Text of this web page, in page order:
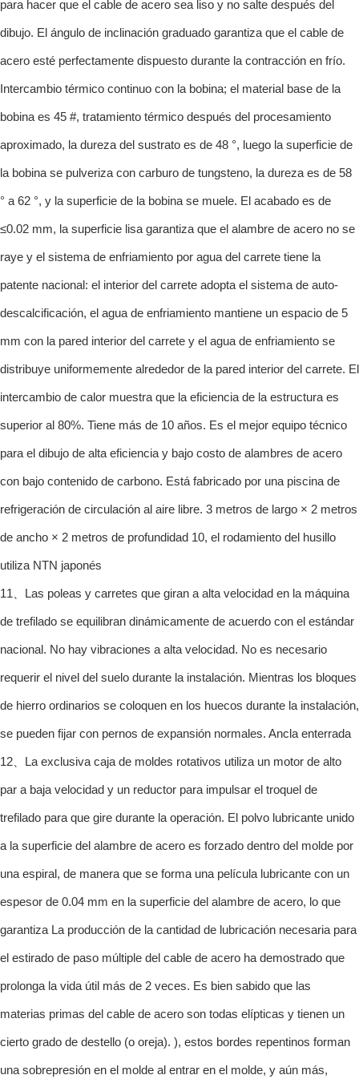
para hacer que el cable de acero sea liso y no salte después del
dibujo. El ángulo de inclinación graduado garantiza que el cable de
acero esté perfectamente dispuesto durante la contracción en frío.
Intercambio térmico continuo con la bobina; el material base de la
bobina es 45 #, tratamiento térmico después del procesamiento
aproximado, la dureza del sustrato es de 48 °, luego la superficie de
la bobina se pulveriza con carburo de tungsteno, la dureza es de 58
° a 62 °, y la superficie de la bobina se muele. El acabado es de
≤0.02 mm, la superficie lisa garantiza que el alambre de acero no se
raye y el sistema de enfriamiento por agua del carrete tiene la
patente nacional: el interior del carrete adopta el sistema de auto-
descalcificación, el agua de enfriamiento mantiene un espacio de 5
mm con la pared interior del carrete y el agua de enfriamiento se
distribuye uniformemente alrededor de la pared interior del carrete. El
intercambio de calor muestra que la eficiencia de la estructura es
superior al 80%. Tiene más de 10 años. Es el mejor equipo técnico
para el dibujo de alta eficiencia y bajo costo de alambres de acero
con bajo contenido de carbono. Está fabricado por una piscina de
refrigeración de circulación al aire libre. 3 metros de largo × 2 metros
de ancho × 2 metros de profundidad 10, el rodamiento del husillo
utiliza NTN japonés
11、Las poleas y carretes que giran a alta velocidad en la máquina
de trefilado se equilibran dinámicamente de acuerdo con el estándar
nacional. No hay vibraciones a alta velocidad. No es necesario
requerir el nivel del suelo durante la instalación. Mientras los bloques
de hierro ordinarios se coloquen en los huecos durante la instalación,
se pueden fijar con pernos de expansión normales. Ancla enterrada
12、La exclusiva caja de moldes rotativos utiliza un motor de alto
par a baja velocidad y un reductor para impulsar el troquel de
trefilado para que gire durante la operación. El polvo lubricante unido
a la superficie del alambre de acero es forzado dentro del molde por
una espiral, de manera que se forma una película lubricante con un
espesor de 0.04 mm en la superficie del alambre de acero, lo que
garantiza La producción de la cantidad de lubricación necesaria para
el estirado de paso múltiple del cable de acero ha demostrado que
prolonga la vida útil más de 2 veces. Es bien sabido que las
materias primas del cable de acero son todas elípticas y tienen un
cierto grado de destello (o oreja). ), estos bordes repentinos forman
una sobrepresión en el molde al entrar en el molde, y aún más,